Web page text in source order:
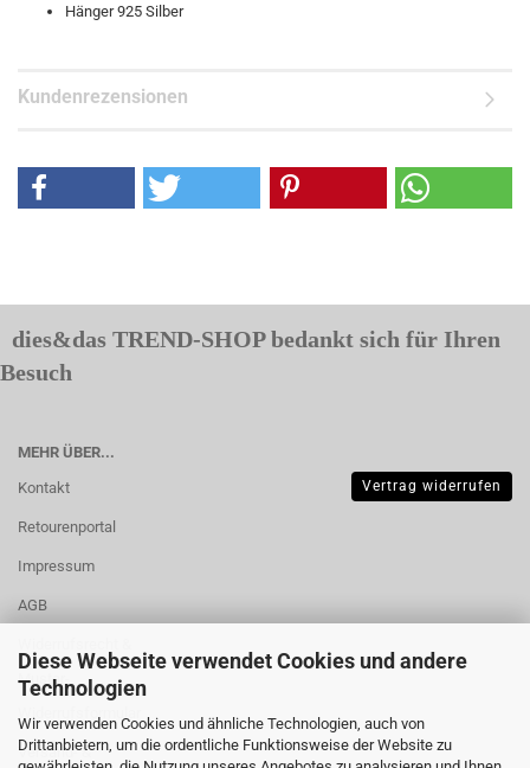
Diese Webseite verwendet Cookies und andere
Technologien
Wir verwenden Cookies und ähnliche Technologien, auch von
Drittanbietern, um die ordentliche Funktionsweise der Website zu
Hänger 925 Silber
Kundenrezensionen
dies&das TREND-SHOP bedankt sich für Ihren
Besuch
MEHR ÜBER...
Kontakt
Retourenportal
Impressum
AGB
Muster-
Widerrufsformular
Versand- &
Vertrag widerrufen